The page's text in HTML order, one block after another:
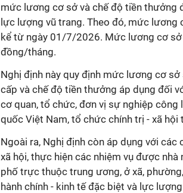
mức lương cơ sở và chế độ tiền thưởng
lực lượng vũ trang. Theo đó, mức
kể từ ngày 01/7/2026. Mức lương cơ
đồng/tháng.
Nghị định này quy định mức lương cơ
cấp và chế độ tiền thưởng áp dụng đối
cơ quan, tổ chức, đơn vị sự nghiệp công
quốc Việt Nam, tổ chức chính trị - xã
Ngoài ra, Nghị định còn áp dụng với
xã hội, thực hiện các nhiệm vụ được
phố trực thuộc trung ương, ở xã,
hành chính - kinh tế đặc biệt và lực